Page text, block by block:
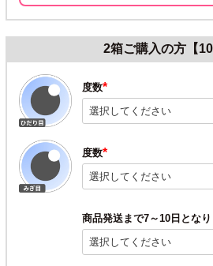
2箱ご購入の方【10
度数
(必
須)
度数
(必
須)
商品発送まで7～10日とな